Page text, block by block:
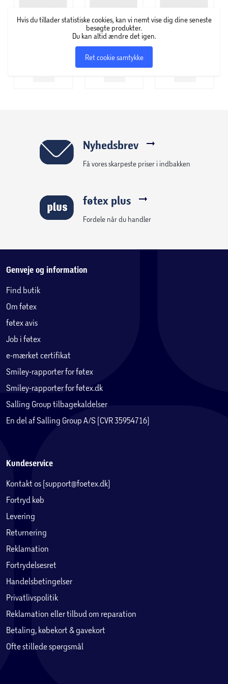
Hvis du tillader statistiske cookies, kan vi nemt vise dig dine seneste
besøgte produkter.
Du kan altid ændre det igen.
Ret cookie samtykke
Nyhedsbrev
Få vores skarpeste priser i indbakken
føtex plus
Fordele når du handler
Genveje og information
Find butik
Om føtex
føtex avis
Job i føtex
e-mærket certifikat
Smiley-rapporter for føtex
Smiley-rapporter for føtex.dk
Salling Group tilbagekaldelser
En del af Salling Group A/S (CVR 35954716)
Kundeservice
Kontakt os (support@foetex.dk)
Fortryd køb
Levering
Returnering
Reklamation
Fortrydelsesret
Handelsbetingelser
Privatlivspolitik
Reklamation eller tilbud om reparation
Betaling, købekort & gavekort
Ofte stillede spørgsmål